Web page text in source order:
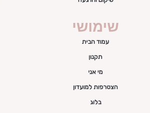
שימושי
עמוד הבית
תקנון
מי אני
הצטרפות למועדון
בלוג